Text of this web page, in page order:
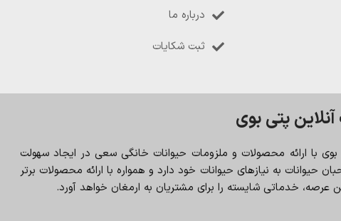
درباره ما
ثبت شکایات
پتی بوی
با ارائه محصولات و ملزومات حیوانات خانگی سعی در ایجاد سهولت
حیوانات به نیازهای حیوانات خود دارد و همواره با ارائه محصولات برتر
عرصه، خدماتی شایسته را برای مشتریان به ارمغان خواهد آورد.